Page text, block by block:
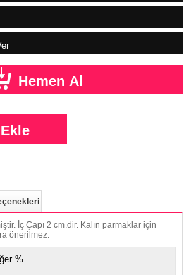
İç Çapı 2 cm.dir. Kalın parmaklar için
önerilmez.
%